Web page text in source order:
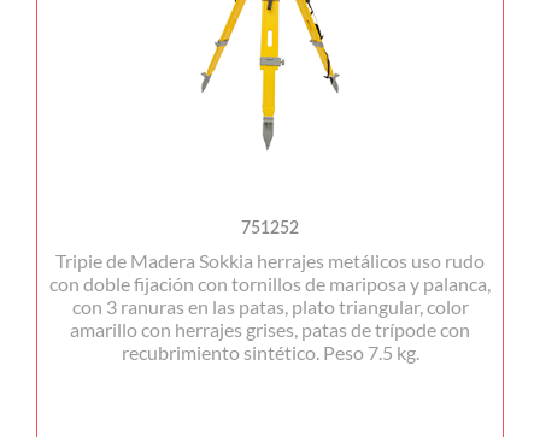
751252
Tripie de Madera Sokkia herrajes metálicos uso rudo
con doble fijación con tornillos de mariposa y palanca,
con 3 ranuras en las patas, plato triangular, color
amarillo con herrajes grises, patas de trípode con
recubrimiento sintético. Peso 7.5 kg.